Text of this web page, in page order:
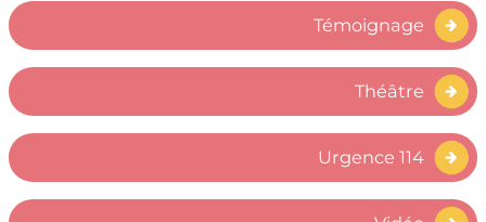
Témoignage
Théâtre
Urgence 114